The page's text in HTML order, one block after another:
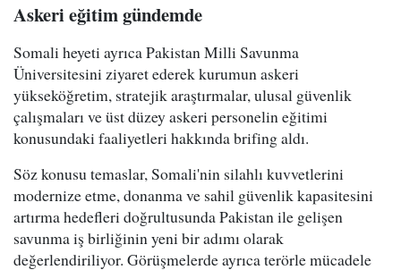
Askeri eğitim gündemde
Somali heyeti ayrıca Pakistan Milli Savunma
Üniversitesini ziyaret ederek kurumun askeri
yükseköğretim, stratejik araştırmalar, ulusal güvenlik
çalışmaları ve üst düzey askeri personelin eğitimi
konusundaki faaliyetleri hakkında brifing aldı.
Söz konusu temaslar, Somali'nin silahlı kuvvetlerini
modernize etme, donanma ve sahil güvenlik kapasitesini
artırma hedefleri doğrultusunda Pakistan ile gelişen
savunma iş birliğinin yeni bir adımı olarak
değerlendiriliyor. Görüşmelerde ayrıca terörle mücadele